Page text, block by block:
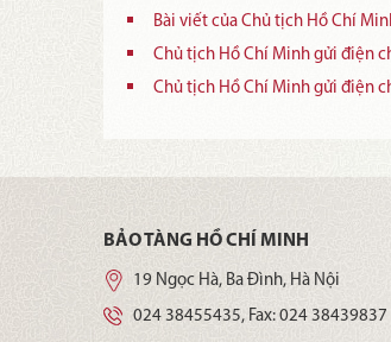
Bài viết của Chủ tịch Hồ Chí
Chủ tịch Hồ Chí Minh gửi điện
Chủ tịch Hồ Chí Minh gửi điện
BẢO TÀNG HỒ CHÍ MINH
19 Ngọc Hà, Ba Đình, Hà Nội
024 38455435, Fax: 024 38439837